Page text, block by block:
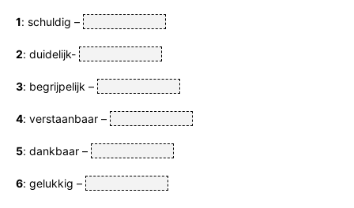
Sleep de tegenstellingen naar de juiste plek.
1: schuldig –
2: duidelijk-
3: begrijpelijk –
4: verstaanbaar –
5: dankbaar –
6: gelukkig –